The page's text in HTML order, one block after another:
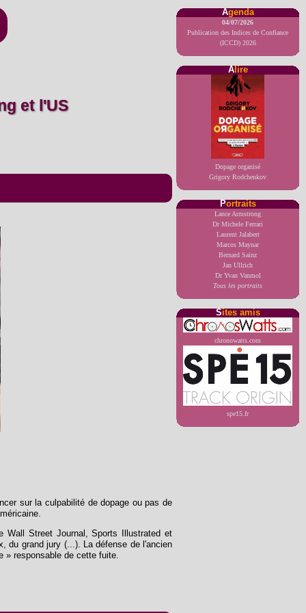
Agenda
04/07/2026
Publication des Indices de Confiance
(ICCD) 2026
Alire
Dopage organisé
Grigory Rodchenkov
Portraits
Lance Armstrong
Dr Michele Ferrari
Laurent Jalabert
Marcos Maynar
Bernard Sainz
Jan Ullrich
Dr Yvan Vanmol
Tous les portraits
Sites amis
chronowatts.com
spe15.fr
sur la culpabilité de dopage ou pas de
Street Journal, Sports Illustrated et
du grand jury (...). La défense de l'ancien
» responsable de cette fuite.